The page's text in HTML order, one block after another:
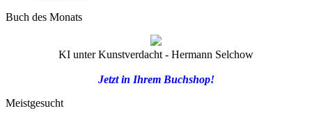
Buch des Monats
KI unter Kunstverdacht - Hermann Selchow
Jetzt in Ihrem Buchshop!
Meistgesucht